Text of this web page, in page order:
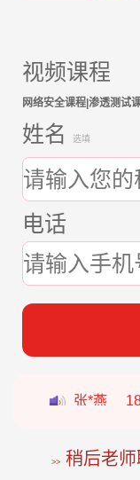
视频课程
网络安全课程|渗透测试
姓名 选填
电话
张*燕
>> 稍后老